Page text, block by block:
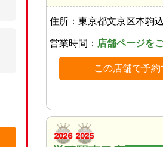
住所： 東京都文京区本駒
営業時間： 店舗ページを
この店舗で予約